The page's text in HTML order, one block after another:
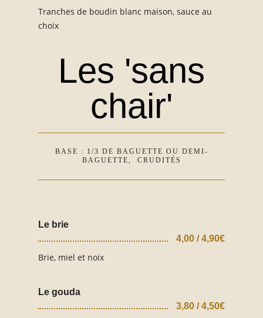
Tranches de boudin blanc maison, sauce au
choix
Les 'sans
chair'
BASE : 1/3 DE BAGUETTE OU DEMI-
BAGUETTE, CRUDITÉS
Le brie
4,00 / 4,90€
Brie, miel et noix
Le gouda
3,80 / 4,50€